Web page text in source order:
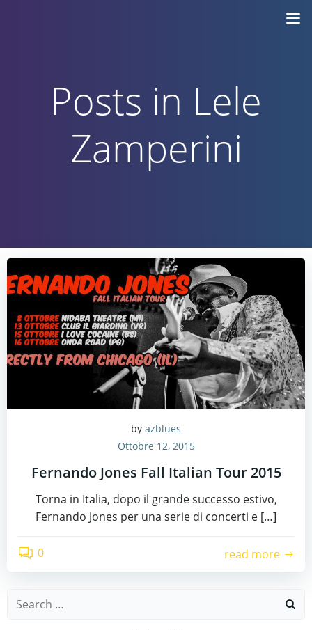
Posts in Lele
Zamperini
by azblues
Ottobre 12, 2015
Fernando Jones Fall Italian Tour 2015
Torna in Italia, dopo il grande successo estivo,
Fernando Jones per una serie di concerti e […]
0 read more
Search